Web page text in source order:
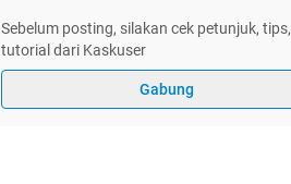
Sebelum posting, silakan cek petunjuk, tips,
tutorial dari Kaskuser
Gabung